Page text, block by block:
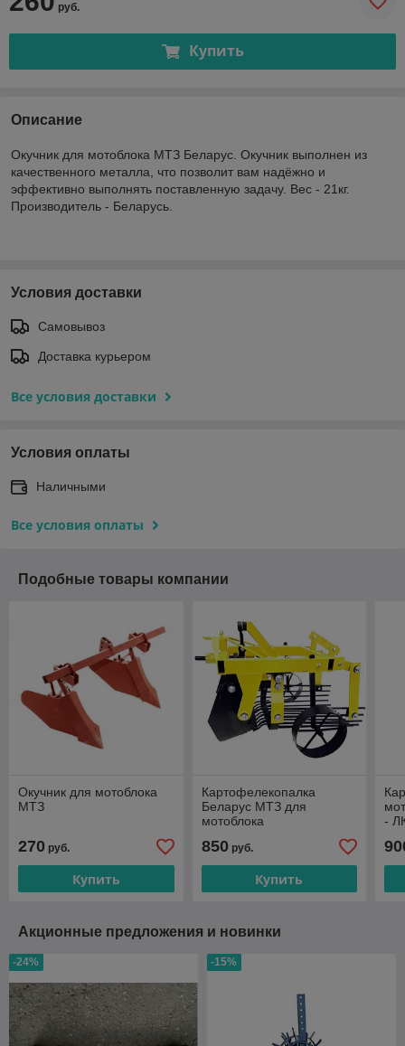
руб.
Купить
Описание
Окучник для мотоблока МТЗ Беларус. Окучник выполнен из
качественного металла, что позволит вам надёжно и
эффективно выполнять поставленную задачу. Вес - 21кг.
Производитель - Беларусь.
Условия доставки
Самовывоз
Доставка курьером
Все условия доставки
Условия оплаты
Наличными
Все условия оплаты
Подобные товары компании
Окучник для мотоблока
МТЗ
270 руб.
Купить
Картофелекопалка
Беларус МТЗ для
мотоблока
850руб.
Купить
-
Акционные предложения и новинки
-24% -15%